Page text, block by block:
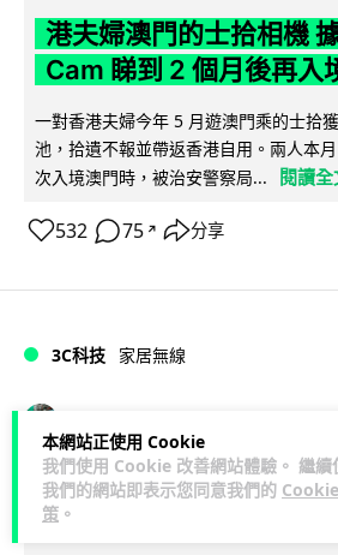
本網站正使用 Cookie
我們使用 Cookie 改善網站體驗。 繼續
我們的網站即表示您同意我們的
策 。
港夫婦澳門的士拾相機
Cam 睇到 2 個月後再入
一對香港夫婦今年 5 月遊澳門乘的士拾
池，拾遺不報並帶返香港自用。兩人本
次入境澳門時，被治安警察局...
閱讀全
532 75 ↗ 分享
3C科技 家居無線
逾 20 款平價路由器爆後
動連線回中國 全球 10 萬